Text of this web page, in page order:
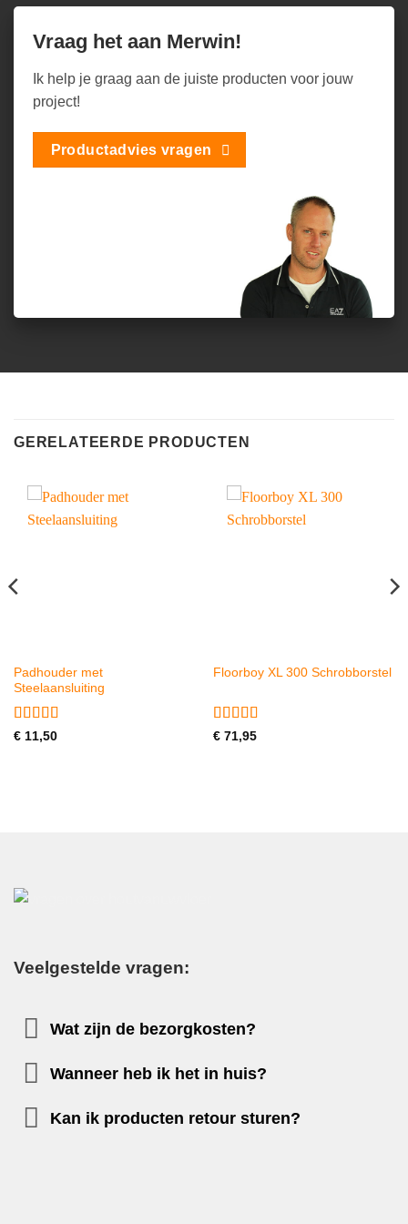
Vraag het aan Merwin!
Ik help je graag aan de juiste producten voor jouw
project!
Productadvies vragen
GERELATEERDE PRODUCTEN
Padhouder met
Steelaansluiting
Gewaardeerd
€11,50
Floorboy XL 300 Schrobborstel
Gewaardeerd
€71,95
Veelgestelde vragen:
Wat zijn de bezorgkosten?
Wanneer heb ik het in huis?
Kan ik producten retour sturen?